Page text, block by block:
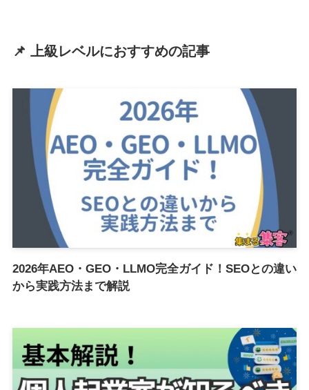
📌 上級レベルにおすすめの記事
2026年AEO・GEO・LLMO完全ガイド！SEOとの違い
から実践方法まで解説